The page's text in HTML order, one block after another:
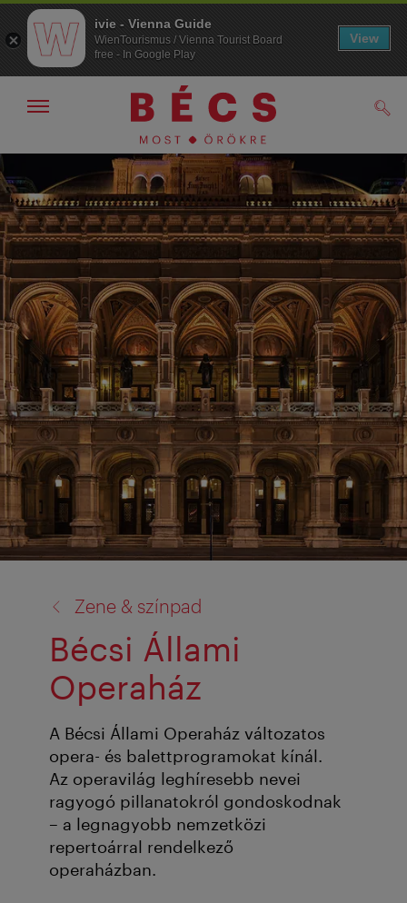
A
navigációhoz
A
tartalomhoz
Navigáció
elrejtése
Zene & színpad
Bécsi Állami
Operaház
A Bécsi Állami Operaház változatos
opera- és balettprogramokat kínál.
Az operavilág leghíresebb nevei
ragyogó pillanatokról gondoskodnak
– a legnagyobb nemzetközi
repertoárral rendelkező
operaházban.
ivie - Vienna Guide
WienTourismus / Vienna Tourist Board
free - In Google Play
View